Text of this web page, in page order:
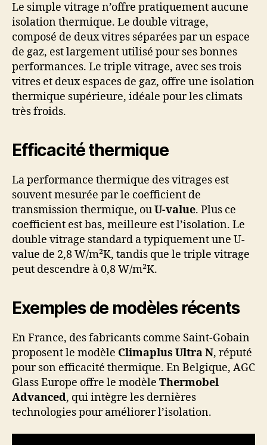
Le simple vitrage n’offre pratiquement aucune
isolation thermique. Le double vitrage,
composé de deux vitres séparées par un espace
de gaz, est largement utilisé pour ses bonnes
performances. Le triple vitrage, avec ses trois
vitres et deux espaces de gaz, offre une isolation
thermique supérieure, idéale pour les climats
très froids.
Efficacité thermique
La performance thermique des vitrages est
souvent mesurée par le coefficient de
transmission thermique, ouU-value. Plus ce
coefficient est bas, meilleure est l’isolation. Le
double vitrage standard a typiquement une U-
value de 2,8 W/m²K, tandis que le triple vitrage
peut descendre à 0,8 W/m²K.
Exemples de modèles récents
En France, des fabricants comme Saint-Gobain
proposent le modèle Climaplus Ultra N, réputé
pour son efficacité thermique. En Belgique, AGC
Glass Europe offre le modèle Thermobel
Advanced, qui intègre les dernières
technologies pour améliorer l’isolation.